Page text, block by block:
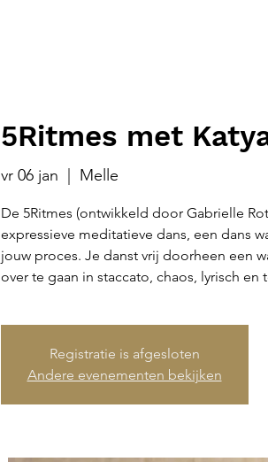
5Ritmes met
vr 06 jan Melle
De 5Ritmes (ontwikkeld door Gabrielle
expressieve meditatieve dans, een dans
jouw proces. Je danst vrij doorheen een
over te gaan in staccato, chaos, lyrisch en
Registratie is afgesloten
Andere evenementen bekijken